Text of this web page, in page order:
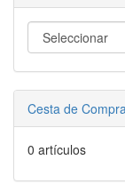
Cesta de
0 artículos